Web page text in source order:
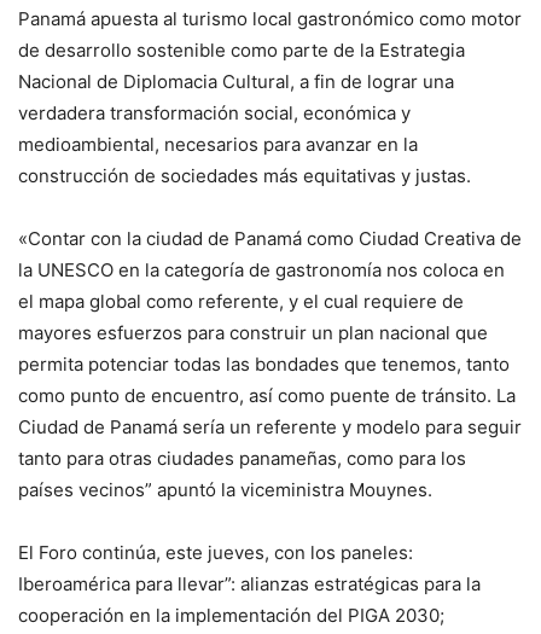
Panamá apuesta al turismo local gastronómico como motor
de desarrollo sostenible como parte de la Estrategia
Nacional de Diplomacia Cultural, a fin de lograr una
verdadera transformación social, económica y
medioambiental, necesarios para avanzar en la
construcción de sociedades más equitativas y justas.
«Contar con la ciudad de Panamá como Ciudad Creativa de
la UNESCO en la categoría de gastronomía nos coloca en
el mapa global como referente, y el cual requiere de
mayores esfuerzos para construir un plan nacional que
permita potenciar todas las bondades que tenemos, tanto
como punto de encuentro, así como puente de tránsito. La
Ciudad de Panamá sería un referente y modelo para seguir
tanto para otras ciudades panameñas, como para los
países vecinos” apuntó la viceministra Mouynes.
El Foro continúa, este jueves, con los paneles:
Iberoamérica para llevar”: alianzas estratégicas para la
cooperación en la implementación del PIGA 2030;